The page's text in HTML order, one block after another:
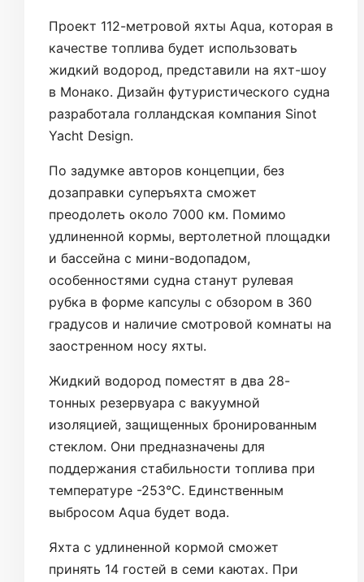
Проект 112-метровой яхты Aqua, которая в
качестве топлива будет использовать
жидкий водород, представили на яхт-шоу
в Монако. Дизайн футуристического судна
разработала голландская компания Sinot
Yacht Design.
По задумке авторов концепции, без
дозаправки суперъяхта сможет
преодолеть около 7000 км. Помимо
удлиненной кормы, вертолетной площадки
и бассейна с мини-водопадом,
особенностями судна станут рулевая
рубка в форме капсулы с обзором в 360
градусов и наличие смотровой комнаты на
заостренном носу яхты.
Жидкий водород поместят в два 28-
тонных резервуара с вакуумной
изоляцией, защищенных бронированным
стеклом. Они предназначены для
поддержания стабильности топлива при
температуре -253°C. Единственным
выбросом Aqua будет вода.
Яхта с удлиненной кормой сможет
принять 14 гостей в семи каютах. При